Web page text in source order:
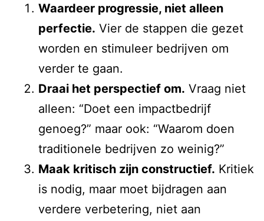
Waardeer progressie, niet alleen
perfectie. Vier de stappen die gezet
worden en stimuleer bedrijven om
verder te gaan.
Draai het perspectief om. Vraag niet
alleen: “Doet een impactbedrijf
genoeg?” maar ook: “Waarom doen
traditionele bedrijven zo weinig?”
Maak kritisch zijn constructief. Kritiek
is nodig, maar moet bijdragen aan
verdere verbetering, niet aan